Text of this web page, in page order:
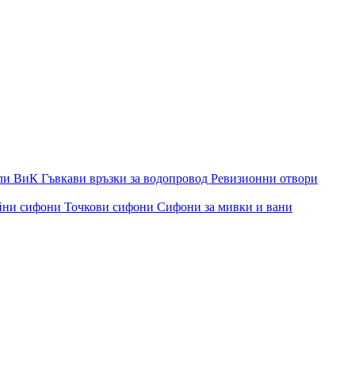
ВиК Гъвкави връзки за водопровод Ревизионни отвори
сифони Точкови сифони Сифони за мивки и вани